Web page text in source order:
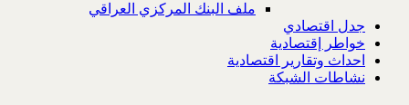
ملف البنك المركزي العراقي
جدل اقتصادي
خواطر إقتصادية
احداث وتقارير اقتصادية
نشاطات الشبكة